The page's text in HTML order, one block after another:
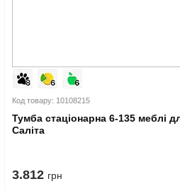
Код товару: 10108215
Тумба стаціонарна 6-135 меблі
Саліта
3.812 грн